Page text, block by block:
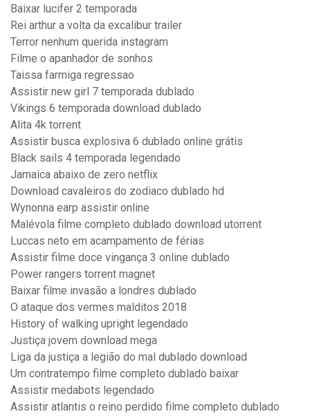
Baixar lucifer 2 temporada
Rei arthur a volta da excalibur trailer
Terror nenhum querida instagram
Filme o apanhador de sonhos
Taissa farmiga regressao
Assistir new girl 7 temporada dublado
Vikings 6 temporada download dublado
Alita 4k torrent
Assistir busca explosiva 6 dublado online grátis
Black sails 4 temporada legendado
Jamaica abaixo de zero netflix
Download cavaleiros do zodiaco dublado hd
Wynonna earp assistir online
Malévola filme completo dublado download utorrent
Luccas neto em acampamento de férias
Assistir filme doce vingança 3 online dublado
Power rangers torrent magnet
Baixar filme invasão a londres dublado
O ataque dos vermes malditos 2018
History of walking upright legendado
Justiça jovem download mega
Liga da justiça a legião do mal dublado download
Um contratempo filme completo dublado baixar
Assistir medabots legendado
Assistir atlantis o reino perdido filme completo dublado